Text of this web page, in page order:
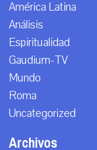
América Latina
Análisis
Espiritualidad
Gaudium-TV
Mundo
Roma
Uncategorized
Archivos